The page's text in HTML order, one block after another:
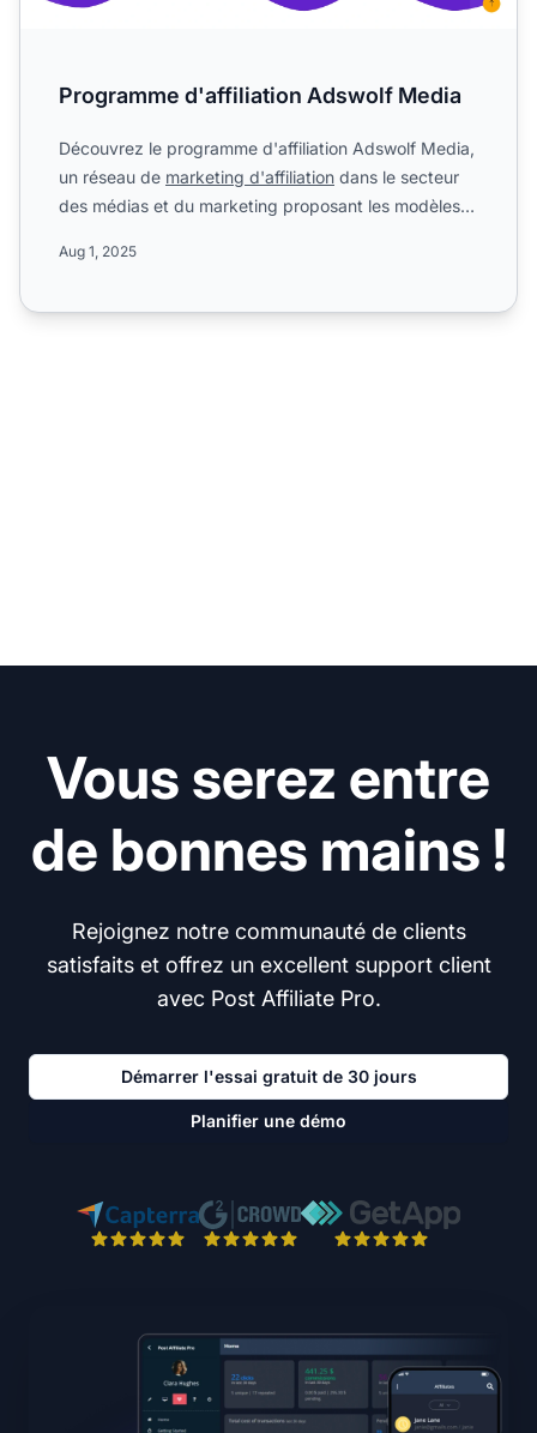
Programme d'affiliation Adswolf Media
Découvrez le programme d'affiliation Adswolf Media,
un réseau de marketing d'affiliation dans le secteur
des médias et du marketing proposant les modèles
Aug 1, 2025
Vous serez entre
de bonnes mains !
Rejoignez notre communauté de clients
satisfaits et offrez un excellent support client
avec Post Affiliate Pro.
Démarrer l'essai gratuit de 30 jours
Planifier une démo